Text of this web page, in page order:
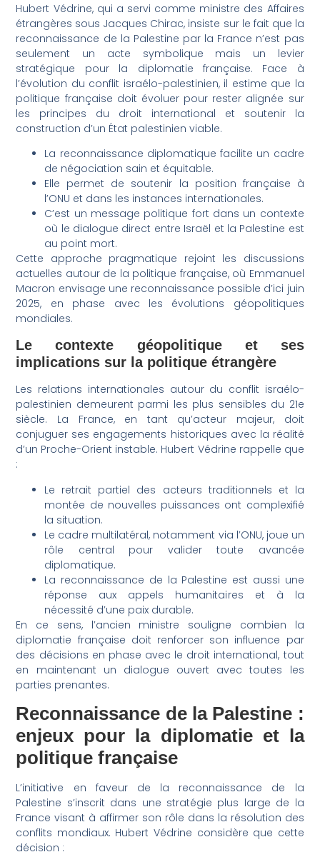
Hubert Védrine, qui a servi comme ministre des Affaires
étrangères sous Jacques Chirac, insiste sur le fait que la
reconnaissance de la Palestine par la France n’est pas
seulement un acte symbolique mais un levier
stratégique pour la diplomatie française. Face à
l’évolution du conflit israélo-palestinien, il estime que la
politique française doit évoluer pour rester alignée sur
les principes du droit international et soutenir la
construction d’un État palestinien viable.
La reconnaissance diplomatique facilite un cadre
de négociation sain et équitable.
Elle permet de soutenir la position française à
l’ONU et dans les instances internationales.
C’est un message politique fort dans un contexte
où le dialogue direct entre Israël et la Palestine est
au point mort.
Cette approche pragmatique rejoint les discussions
actuelles autour de la politique française, où Emmanuel
Macron envisage une reconnaissance possible d’ici juin
2025, en phase avec les évolutions géopolitiques
mondiales.
Le contexte géopolitique et ses
implications sur la politique étrangère
Les relations internationales autour du conflit israélo-
palestinien demeurent parmi les plus sensibles du 21e
siècle. La France, en tant qu’acteur majeur, doit
conjuguer ses engagements historiques avec la réalité
d’un Proche-Orient instable. Hubert Védrine rappelle que
:
Le retrait partiel des acteurs traditionnels et la
montée de nouvelles puissances ont complexifié
la situation.
Le cadre multilatéral, notamment via l’ONU, joue un
rôle central pour valider toute avancée
diplomatique.
La reconnaissance de la Palestine est aussi une
réponse aux appels humanitaires et à la
nécessité d’une paix durable.
En ce sens, l’ancien ministre souligne combien la
diplomatie française doit renforcer son influence par
des décisions en phase avec le droit international, tout
en maintenant un dialogue ouvert avec toutes les
parties prenantes.
Reconnaissance de la Palestine :
enjeux pour la diplomatie et la
politique française
L’initiative en faveur de la reconnaissance de la
Palestine s’inscrit dans une stratégie plus large de la
France visant à affirmer son rôle dans la résolution des
conflits mondiaux. Hubert Védrine considère que cette
décision :